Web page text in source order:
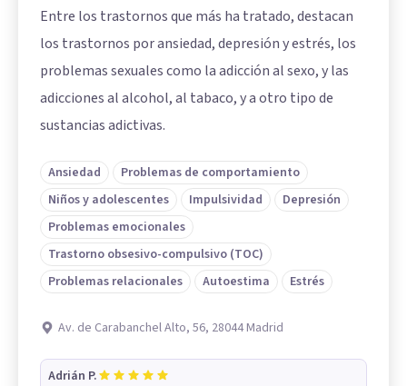
Entre los trastornos que más ha tratado, destacan
los trastornos por ansiedad, depresión y estrés, los
problemas sexuales como la adicción al sexo, y las
adicciones al alcohol, al tabaco, y a otro tipo de
sustancias adictivas.
Ansiedad
Problemas de comportamiento
Niños y adolescentes
Impulsividad
Depresión
Problemas emocionales
Trastorno obsesivo-compulsivo (TOC)
Problemas relacionales
Autoestima Estrés
Av. de Carabanchel Alto, 56, 28044 Madrid
Adrián P.